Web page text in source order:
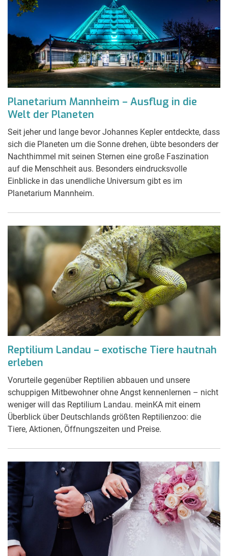
Planetarium Mannheim – Ausflug in die
Welt der Planeten
Seit jeher und lange bevor Johannes Kepler entdeckte, dass
sich die Planeten um die Sonne drehen, übte besonders der
Nachthimmel mit seinen Sternen eine große Faszination
auf die Menschheit aus. Besonders eindrucksvolle
Einblicke in das unendliche Universum gibt es im
Planetarium Mannheim.
Reptilium Landau – exotische Tiere hautnah
erleben
Vorurteile gegenüber Reptilien abbauen und unsere
schuppigen Mitbewohner ohne Angst kennenlernen – nicht
weniger will das Reptilium Landau. meinKA mit einem
Überblick über Deutschlands größten Reptilienzoo: die
Tiere, Aktionen, Öffnungszeiten und Preise.